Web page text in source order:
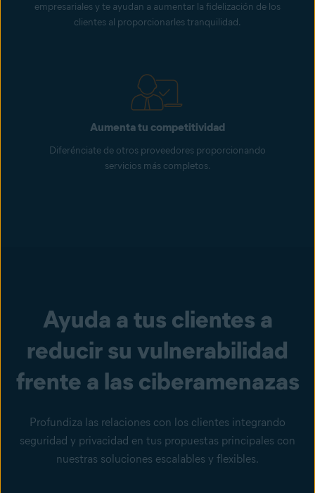
empresariales y te ayudan a aumentar la fidelización de los
clientes al proporcionarles tranquilidad.
Aumenta tu competitividad
Diferénciate de otros proveedores proporcionando
servicios más completos.
Ayuda a tus clientes a
reducir su vulnerabilidad
frente a las ciberamenazas
Profundiza las relaciones con los clientes integrando
seguridad y privacidad en tus propuestas principales con
nuestras soluciones escalables y flexibles.